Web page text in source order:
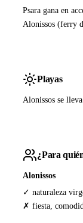
Psara gana en
Alonissos (ferry
Playas
Alonissos se
¿Para
Alonissos
✓ naturaleza
✗ fiesta,